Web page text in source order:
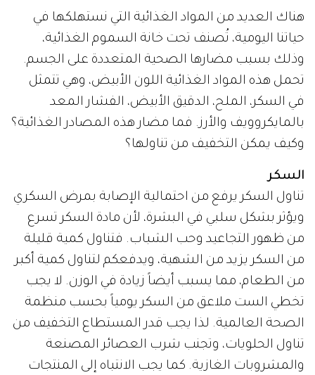
هناك العديد من المواد الغذائية التي نستهلكها في
حياتنا اليومية، تُصنف تحت خانة السموم الغذائية،
وذلك بسبب مضارها الصحية المتعددة على الجسم.
تحمل هذه المواد الغذائية اللون الأبيض، وهي تتمثل
في السكر، الملح، الدقيق الأبيض، الفشار المعد
بالمايكروويف والأرز. فما مضار هذه المصادر الغذائية؟
وكيف يمكن التخفيف من تناولها؟
السكر
تناول السكر يرفع من احتمالية الإصابة بمرض السكري
ويؤثر بشكل سلبي في البشرة، لأن مادة السكر تسرع
من ظهور التجاعيد وحب الشباب. فتناول كمية قليلة
من السكر يزيد من الشهية، ويدفعكم لتناول كمية أكبر
من الطعام، مما يسبب أيضاً زيادة في الوزن. لا يجب
تخطي الست ملاعق من السكر يومياً بحسب منظمة
الصحة العالمية. لذا يجب قدر المستطاع التخفيف من
تناول الحلويات، وتجنب شرب العصائر المصنعة
والمشروبات الغازية. كما يجب الانتباه إلى المنتجات